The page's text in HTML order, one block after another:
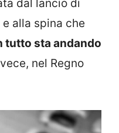
dal lancio di
alla spina che
tutto sta andando
nel Regno